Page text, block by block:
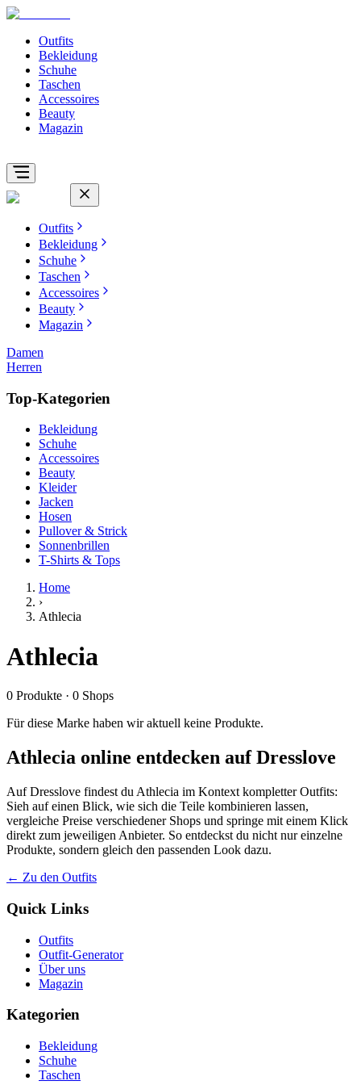
Outfits
Bekleidung
Schuhe
Taschen
Accessoires
Beauty
Magazin
Outfits
Bekleidung
Schuhe
Taschen
Accessoires
Beauty
Magazin
Damen
Herren
Top-Kategorien
Bekleidung
Schuhe
Accessoires
Beauty
Kleider
Jacken
Hosen
Pullover & Strick
Sonnenbrillen
T-Shirts & Tops
Home
›
Athlecia
Athlecia
0 Produkte · 0 Shops
Für diese Marke haben wir aktuell keine Produkte.
Athlecia online entdecken auf Dresslove
Auf Dresslove findest du Athlecia im Kontext kompletter Outfits:
Sieh auf einen Blick, wie sich die Teile kombinieren lassen,
vergleiche Preise verschiedener Shops und springe mit einem Klick
direkt zum jeweiligen Anbieter. So entdeckst du nicht nur einzelne
Produkte, sondern gleich den passenden Look dazu.
← Zu den Outfits
Quick Links
Outfits
Outfit-Generator
Über uns
Magazin
Kategorien
Bekleidung
Schuhe
Taschen